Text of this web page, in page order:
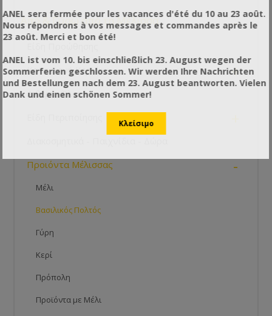
Από & Γύρω από τη Μέλισσα -
Κατασκευή Κεριών
+
Αιθέρια Έλαια
Προιόντα Μέλισσας
-
Μέλι
Βασιλικός Πολτός
Γύρη
Κερί
Πρόπολη
Προϊόντα με Μέλι
ANEL sera fermée pour les vacances d'été du 10 au 23 août.
Nous répondrons à vos messages et commandes après le
23 août. Merci et bon été!
ANEL ist vom 10. bis einschließlich 23. August wegen der
Sommerferien geschlossen. Wir werden Ihre Nachrichten
und Bestellungen nach dem 23. August beantworten. Vielen
Dank und einen schönen Sommer!